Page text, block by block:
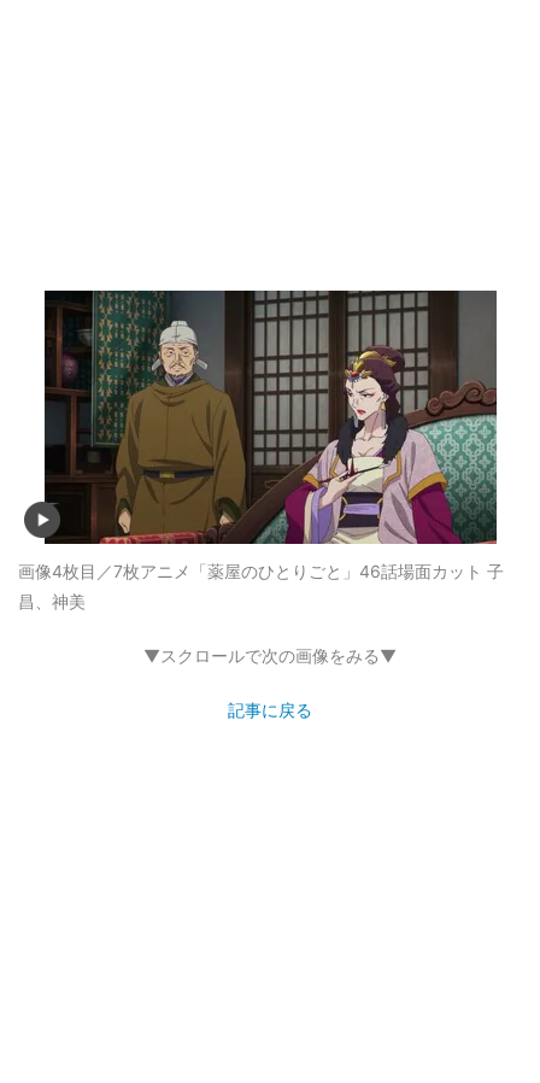
画像4枚目／7枚アニメ「薬屋のひとりごと」46話場面カット 子
昌、神美
▼スクロールで次の画像をみる▼
記事に戻る